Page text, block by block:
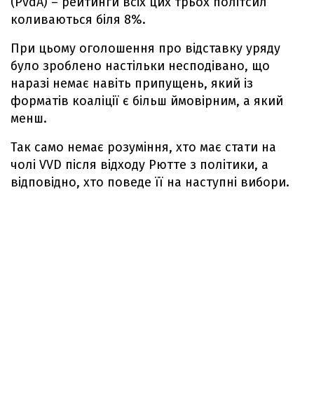
коливаються біля 8%.
При цьому оголошення про відставку уряду
було зроблено настільки несподівано, що
наразі немає навіть припущень, який із
форматів коаліції є більш ймовірним, а який
менш.
Так само немає розуміння, хто має стати на
чолі VVD після відходу Рютте з політики, а
відповідно, хто поведе її на наступні вибори.